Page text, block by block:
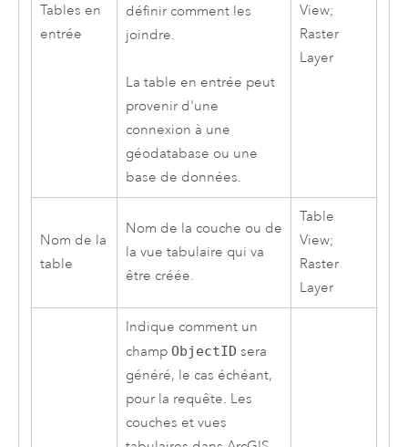
Tables en
entrée
définir comment les
joindre.
La table en entrée peut
provenir d'une
connexion à une
géodatabase ou une
base de données.
View;
Raster
Layer
Nom de la
table
Nom de la couche ou de
la vue tabulaire qui va
être créée.
Table
View;
Raster
Layer
Indique comment un
champ ObjectID sera
généré, le cas échéant,
pour la requête. Les
couches et vues